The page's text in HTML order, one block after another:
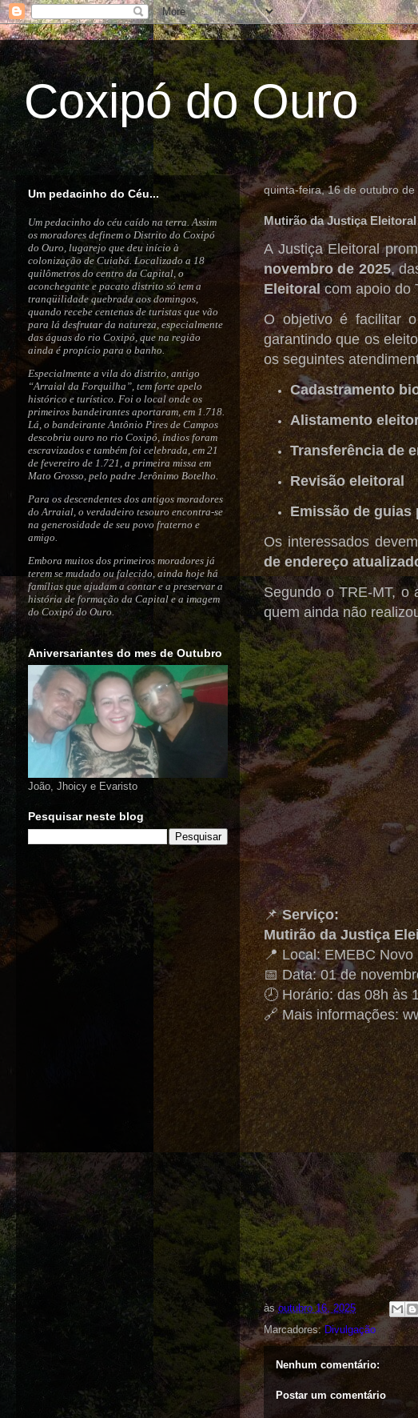
Coxipó do Ouro
quinta-feira, 16 de outubro de
Mutirão da Justiça
A Justiça Eleitoral
novembro de 2025,
Eleitoralcom apoio do
O objetivo é facilitar
garantindo que os
os seguintes
Cadastramento
Alistamento
Transferência de
Revisão eleitoral
Emissão de guias
Os interessados
de endereço
Segundo o TRE-MT, o
quem ainda não
📌Serviço:
Mutirão da Justiça
📍 Local: EMEBC
📅 Data: 01 de
🕗 Horário: das 08h às
🔗 Mais informações:
àsoutubro 16, 2025
Marcadores:Divulgação
Nenhum comentário:
Postar um comentário
Um pedacinho do Céu...
Um pedacinho do céu caído na terra. Assim
os moradores definem o Distrito do Coxipó
do Ouro, lugarejo que deu início à
colonização de Cuiabá. Localizado a 18
quilômetros do centro da Capital, o
aconchegante e pacato distrito só tem a
tranqüilidade quebrada aos domingos,
quando recebe centenas de turistas que vão
para lá desfrutar da natureza, especialmente
das águas do rio Coxipó, que na região
ainda é propício para o banho.
Especialmente a vila do distrito, antigo
“Arraial da Forquilha”, tem forte apelo
histórico e turístico. Foi o local onde os
primeiros bandeirantes aportaram, em 1.718.
Lá, o bandeirante Antônio Pires de Campos
descobriu ouro no rio Coxipó, índios foram
escravizados e também foi celebrada, em 21
de fevereiro de 1.721, a primeira missa em
Mato Grosso, pelo padre Jerônimo Botelho.
Para os descendentes dos antigos moradores
do Arraial, o verdadeiro tesouro encontra-se
na generosidade de seu povo fraterno e
amigo.
Embora muitos dos primeiros moradores já
terem se mudado ou falecido, ainda hoje há
famílias que ajudam a contar e a preservar a
história de formação da Capital e a imagem
do Coxipó do Ouro.
Aniversariantes do mes de Outubro
João, Jhoicy e Evaristo
Pesquisar neste blog